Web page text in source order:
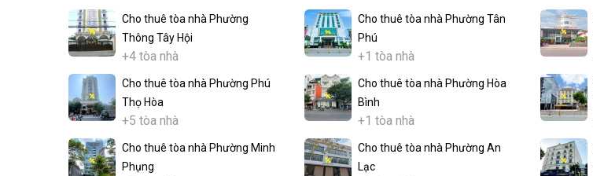
Cho thuê tòa nhà Phường
Thông Tây Hội
+4 tòa nhà
Cho thuê tòa nhà Phường Tân
Phú
+1 tòa nhà
Cho thuê tòa nhà Phường Phú
Thọ Hòa
+5 tòa nhà
Cho thuê tòa nhà Phường Hòa
Bình
+1 tòa nhà
Cho thuê tòa nhà Phường Minh
Phụng
Cho thuê tòa nhà Phường An
Lạc